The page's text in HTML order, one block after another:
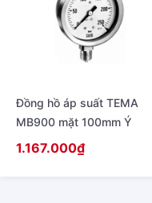
Đồng hồ áp suất TEMA
MB900 mặt 100mm Ý
1.167.000₫